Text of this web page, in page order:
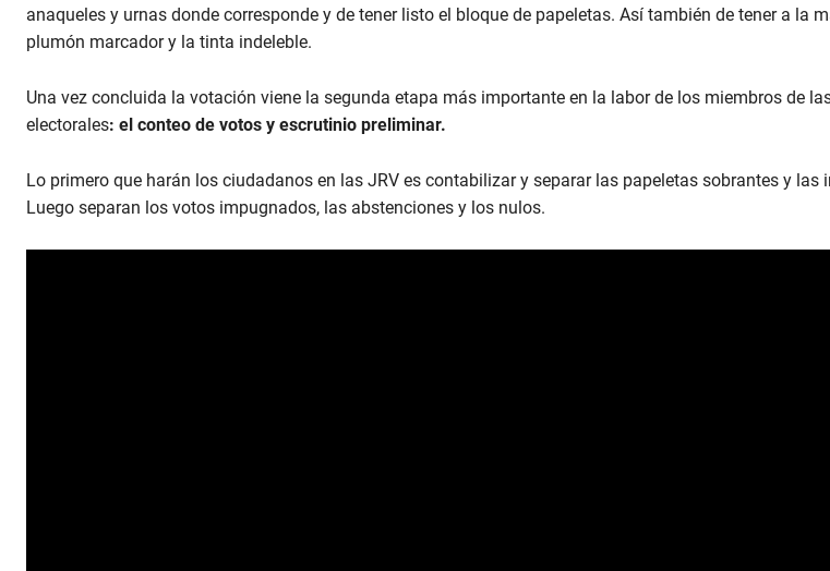
anaqueles y urnas donde corresponde y de tener listo el bloque de papeletas. Así también de tener a la
plumón marcador y la tinta indeleble.
Una vez concluida la votación viene la segunda etapa más importante en la labor de los miembros de
electorales: el conteo de votos y escrutinio preliminar.
Lo primero que harán los ciudadanos en las JRV es contabilizar y separar las papeletas sobrantes y las
Luego separan los votos impugnados, las abstenciones y los nulos.